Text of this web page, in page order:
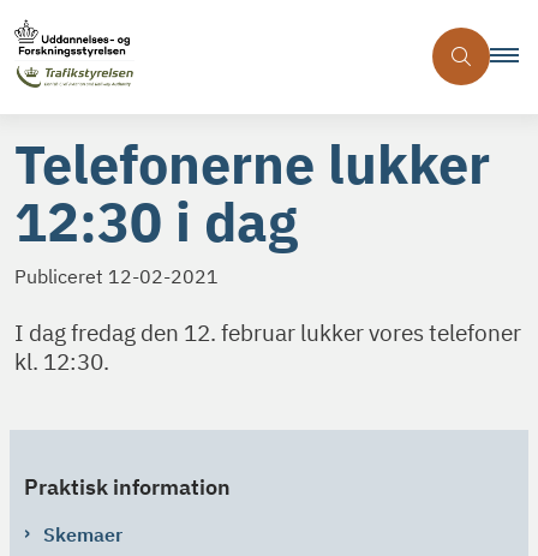
Telefonerne lukker
12:30 i dag
Publiceret 12-02-2021
I dag fredag den 12. februar lukker vores telefoner
kl. 12:30.
Praktisk information
Skemaer